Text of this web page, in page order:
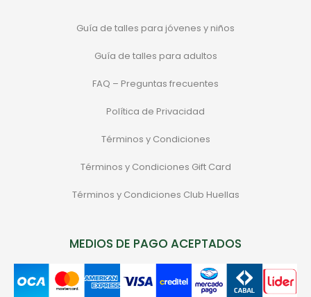
Guía de talles para jóvenes y niños
Guía de talles para adultos
FAQ – Preguntas frecuentes
Política de Privacidad
Términos y Condiciones
Términos y Condiciones Gift Card
Términos y Condiciones Club Huellas
MEDIOS DE PAGO ACEPTADOS